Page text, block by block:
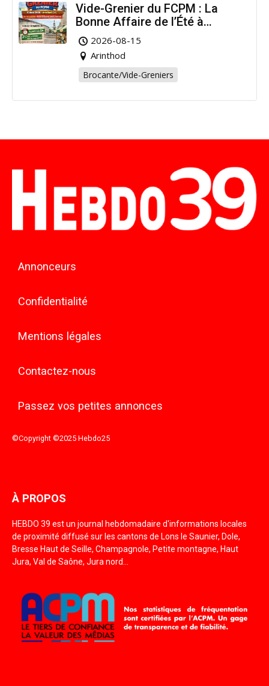
Vide-Grenier du FCPM : La
Bonne Affaire de l’Été à
Arinthod !
2026-08-15
Arinthod
Brocante/Vide-Greniers